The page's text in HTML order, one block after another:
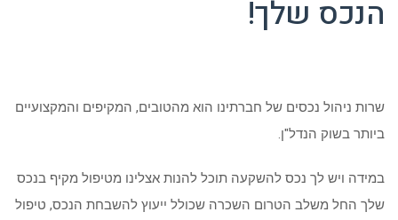
הנכס שלך!
שרות ניהול נכסים של חברתינו הוא מהטובים, המקיפים והמקצועיים
ביותר בשוק הנדל"ן.
במידה ויש לך נכס להשקעה תוכל להנות אצלינו מטיפול מקיף בנכס
שלך החל משלב הטרום השכרה שכולל ייעוץ להשבחת הנכס, טיפול